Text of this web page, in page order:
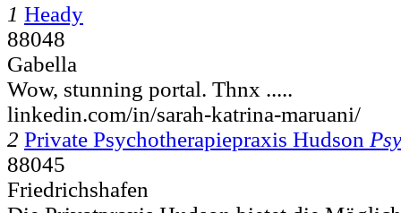
1 Heady
88048
Gabella
Wow, stunning portal. Thnx .....
linkedin.com/in/sarah-katrina-maruani/
2 Private Psychotherapiepraxis Hudson
88045
Friedrichshafen